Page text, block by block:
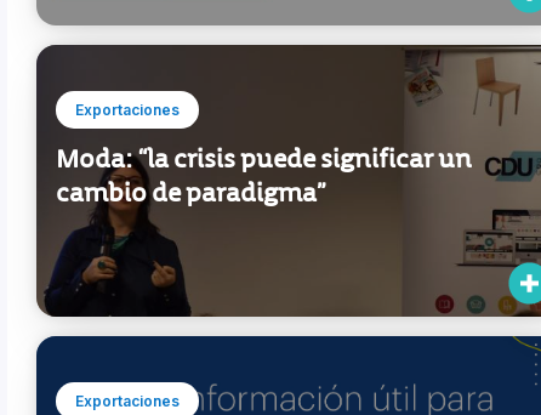
Exportaciones
Moda: “la crisis puede significar un
cambio de paradigma”
Exportaciones